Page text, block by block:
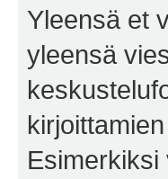
Yleensä et
yleensä
Esimerkiksi